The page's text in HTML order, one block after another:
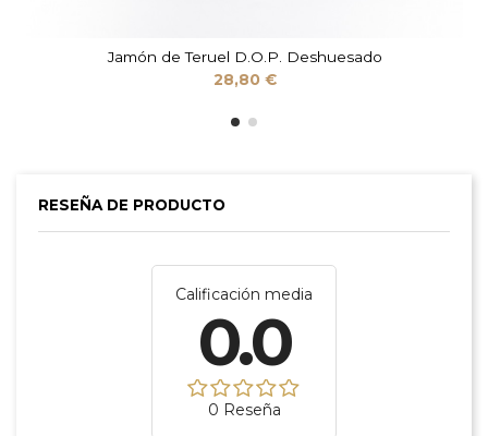
Jamón de Teruel D.O.P. Deshuesado
28,80 €
RESEÑA DE PRODUCTO
Calificación media
0.0
0 Reseña